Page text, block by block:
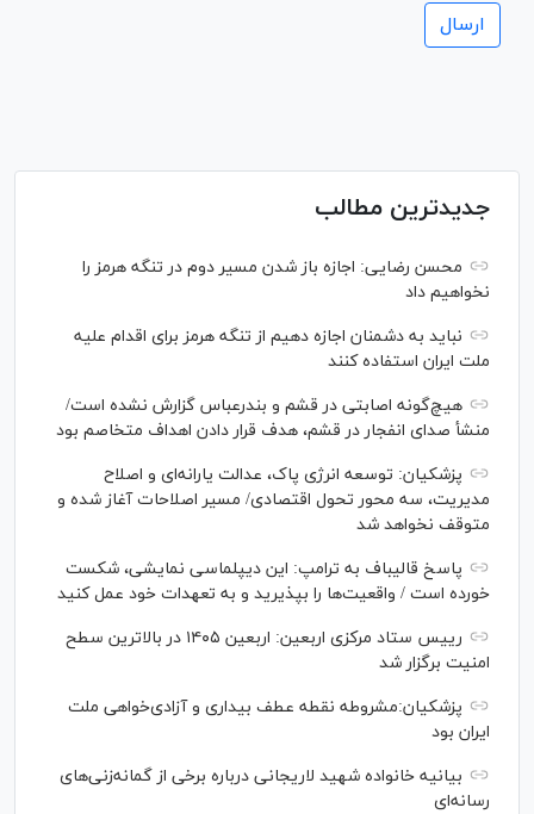
جدیدترین مطالب
محسن رضایی: اجازه باز شدن مسیر دوم در تنگه هرمز را
نخواهیم داد
نباید به دشمنان اجازه دهیم از تنگه هرمز برای اقدام علیه
ملت ایران استفاده کنند
هیچ‌گونه اصابتی در قشم و بندرعباس گزارش نشده است/
منشأ صدای انفجار در قشم، هدف قرار دادن اهداف متخاصم بود
پزشکیان: توسعه انرژی پاک، عدالت یارانه‌ای و اصلاح
مدیریت، سه محور تحول اقتصادی/ مسیر اصلاحات آغاز شده و
متوقف نخواهد شد
پاسخ قالیباف به ترامپ: این دیپلماسی نمایشی، شکست
خورده است / واقعیت‌ها را بپذیرید و به تعهدات خود عمل کنید
رییس ستاد مرکزی اربعین: اربعین ۱۴۰۵ در بالاترین سطح
امنیت برگزار شد
پزشکیان:مشروطه نقطه عطف بیداری و آزادی‌خواهی ملت
ایران بود
بیانیه خانواده شهید لاریجانی درباره برخی از گمانه‌زنی‌های
رسانه‌ای